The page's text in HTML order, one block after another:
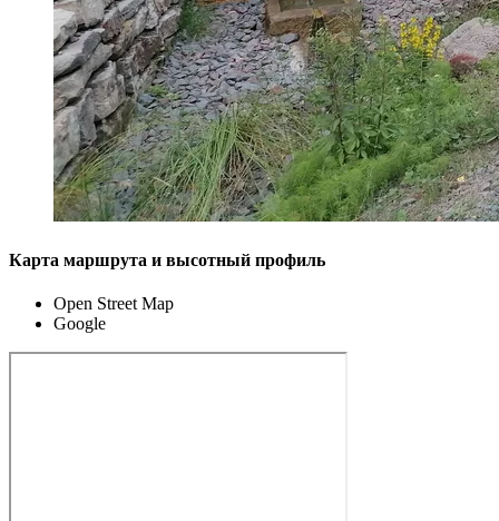
Карта маршрута и высотный профиль
Open Street Map
Google